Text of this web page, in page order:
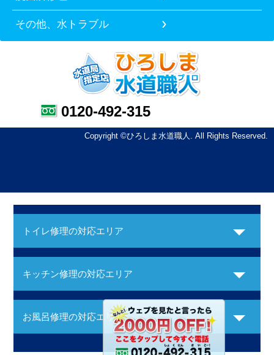
その他、水トラブル
0120-492-315
Copyright ©ひろしま水道職人. All Rights Reserved.
トイレ修理の対応エリア
キッチン修理の対応エリア
お風呂修理の対応エリア